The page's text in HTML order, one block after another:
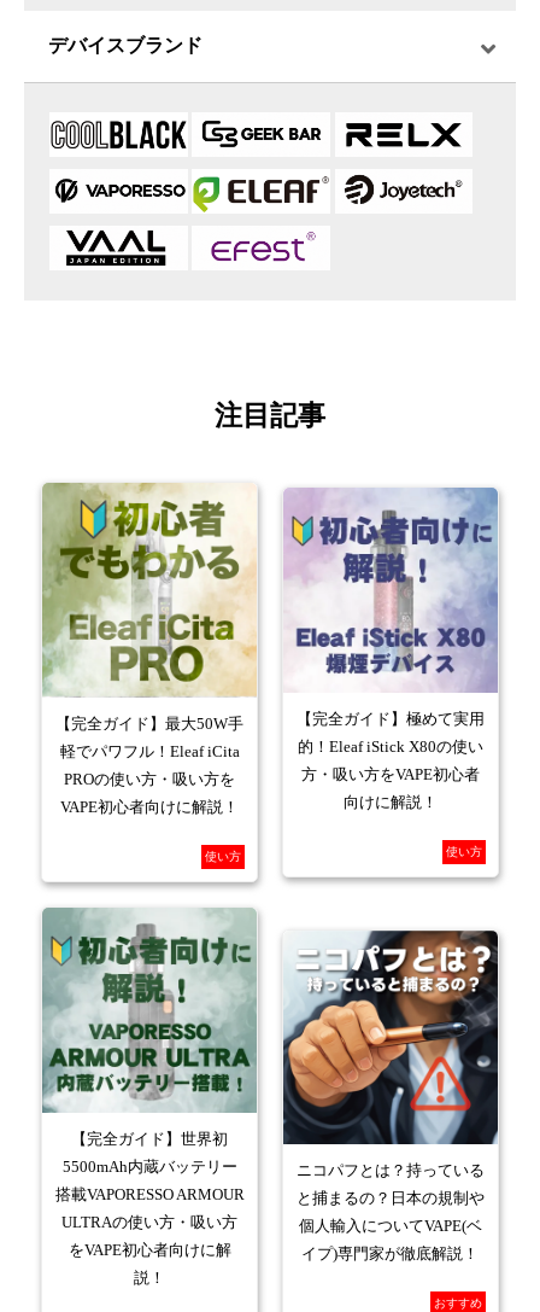
お買い物を続ける カートへ進む
デバイスブランド
注目記事
【完全ガイド】最大50W手
軽でパワフル！Eleaf iCita
PROの使い方・吸い方を
VAPE初心者向けに解説！
使い方
【完全ガイド】極めて実用
的！Eleaf iStick X80の使い
方・吸い方をVAPE初心者
向けに解説！
使い方
【完全ガイド】世界初
5500mAh内蔵バッテリー
搭載VAPORESSO ARMOUR
ULTRAの使い方・吸い方
をVAPE初心者向けに解
説！
ニコパフとは？持っている
と捕まるの？日本の規制や
個人輸入についてVAPE(ベ
イプ)専門家が徹底解説！
おすすめ